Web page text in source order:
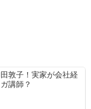
敦子！実家が会社経
講師？